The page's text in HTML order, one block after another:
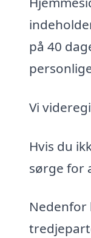
på 40
Vi
Hvis du
sørge for
Nedenfor